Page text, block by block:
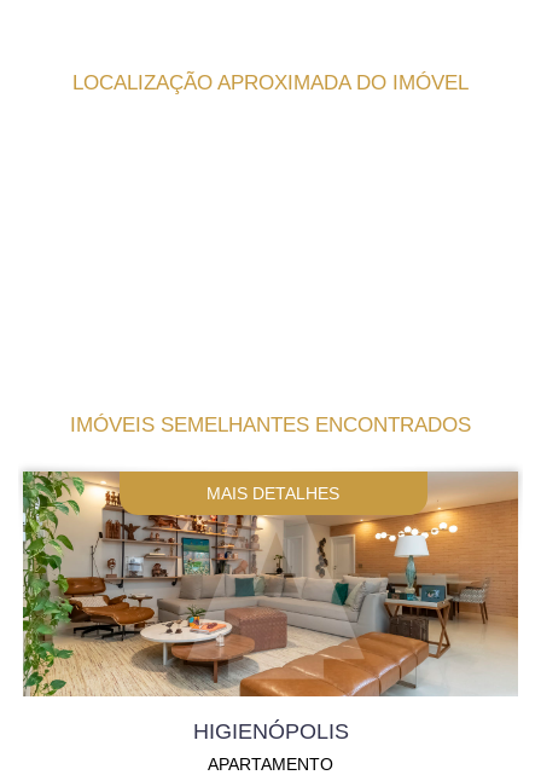
LOCALIZAÇÃO APROXIMADA DO IMÓVEL
IMÓVEIS SEMELHANTES ENCONTRADOS
MAIS DETALHES
HIGIENÓPOLIS
APARTAMENTO